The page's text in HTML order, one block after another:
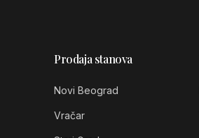
Prodaja stanova
Novi Beograd